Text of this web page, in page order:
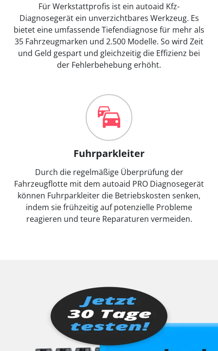
Für Werkstattprofis ist ein autoaid Kfz-
Diagnosegerät ein unverzichtbares Werkzeug. Es
bietet eine umfassende Tiefendiagnose für mehr als
35 Fahrzeugmarken und 2.500 Modelle. So wird Zeit
und Geld gespart und gleichzeitig die Effizienz bei
der Fehlerbehebung erhöht.
Fuhrparkleiter
Durch die regelmäßige Überprüfung der
Fahrzeugflotte mit dem autoaid PRO Diagnosegerät
können Fuhrparkleiter die Betriebskosten senken,
indem sie frühzeitig auf potenzielle Probleme
reagieren und teure Reparaturen vermeiden.